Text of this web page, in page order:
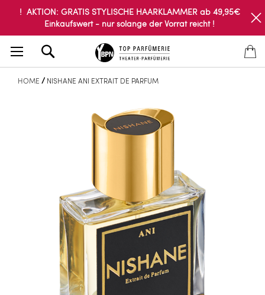
! AKTION: GRATIS STYLISCHE HAARKLAMMER ab 49,95€
Einkaufswert - nur solange der Vorrat reicht !
HOME NISHANE ANI EXTRAIT DE PARFUM